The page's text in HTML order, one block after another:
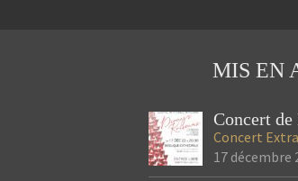
MIS EN
Concert Extra
17 décembre